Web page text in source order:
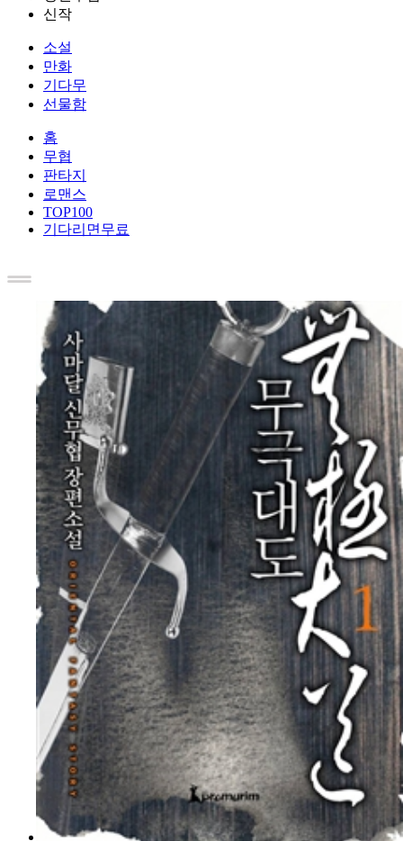
신작
소설
만화
기다무
선물함
홈
무협
판타지
로맨스
TOP100
기다리면무료